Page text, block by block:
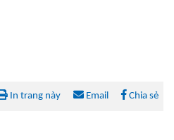
In trang này Email Chia sẻ